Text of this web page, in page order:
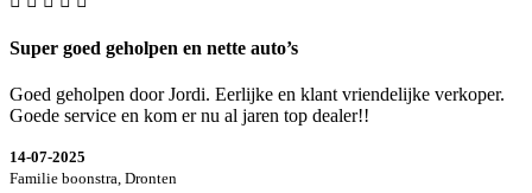
Super goed geholpen en nette auto’s
Goed geholpen door Jordi. Eerlijke en klant vriendelijke verkoper.
Goede service en kom er nu al jaren top dealer!!
14-07-2025
Familie boonstra, Dronten